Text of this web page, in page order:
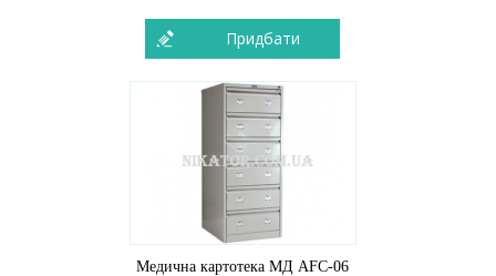
Придбати
Медична картотека МД AFC-06